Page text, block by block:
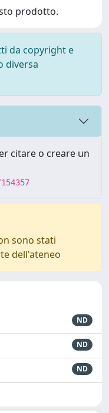
prodotto.
da copyright e
diversa
citare o creare un
sono stati
dell'ateneo
ND
ND
ND